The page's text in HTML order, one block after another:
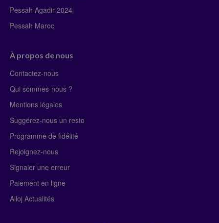
Pessah Agadir 2024
Pessah Maroc
À propos de nous
Contactez-nous
Qui sommes-nous ?
Mentions légales
Suggérez-nous un resto
Programme de fidélité
Rejoignez-nous
Signaler une erreur
Paiement en ligne
Alloj Actualités